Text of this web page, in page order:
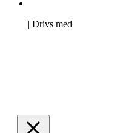
| Drivs med